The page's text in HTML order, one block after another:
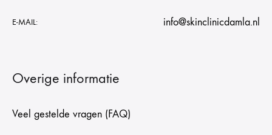
E-MAIL: info@skinclinicdamla.nl
Overige informatie
Veel gestelde vragen (FAQ)